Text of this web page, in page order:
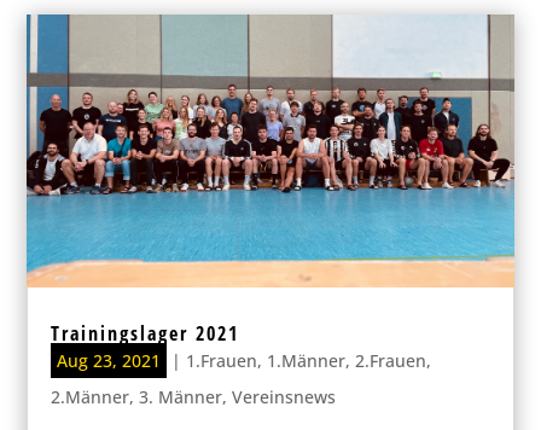
Trainingslager 2021
Aug 23, 2021 | 1.Frauen, 1.Männer,2.Frauen,
2.Männer,3. Männer,Vereinsnews